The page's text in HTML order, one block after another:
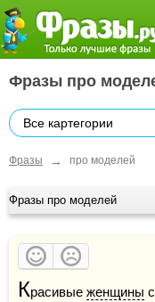
Фразы про
Все картегории
Фразы → про моделей
Фразы про моделей
Красивые женщины